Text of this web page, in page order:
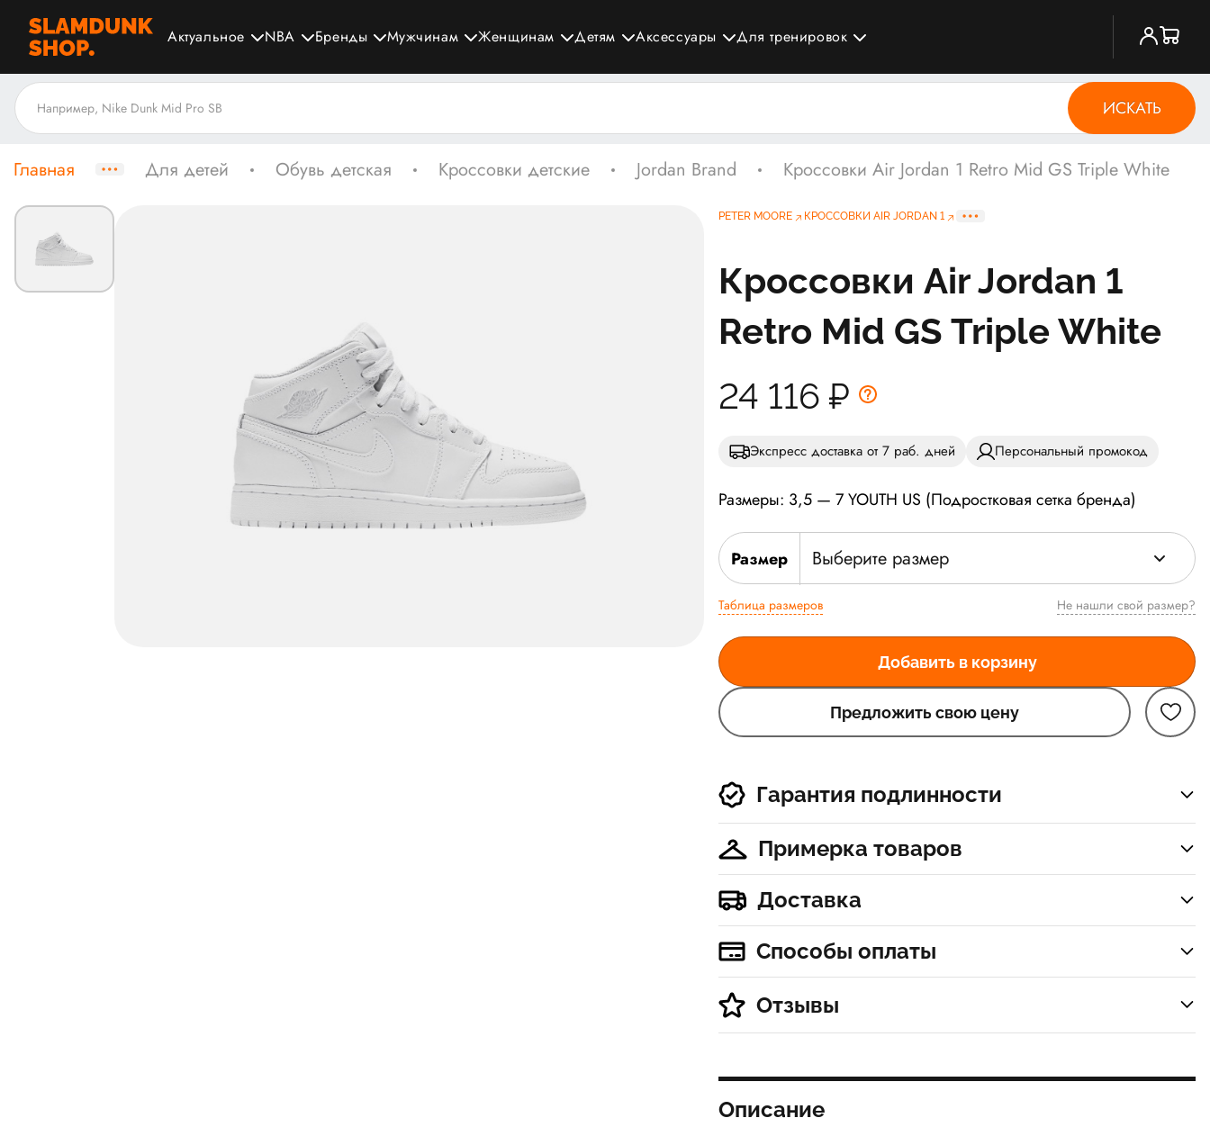
Актуальное NBA Бренды Мужчинам Женщинам Детям Аксессуары Для тренировок
ИСКАТЬ
Главная Для детей Обувь детская Кроссовки детские Jordan Brand Кроссовки Air Jordan 1 Retro Mid GS Triple White
PETER MOORE КРОССОВКИ AIR JORDAN 1
Кроссовки Air Jordan 1
Retro Mid GS Triple White
24 116 ₽
Экспресс доставка от 7 раб. дней Персональный промокод
Размеры: 3,5 — 7 YOUTH US (Подростковая сетка бренда)
Размер Выберите размер
Таблица размеров Не нашли свой размер?
Добавить в корзину
Предложить свою цену
Гарантия подлинности
Примерка товаров
Доставка
Способы оплаты
Отзывы
Описание